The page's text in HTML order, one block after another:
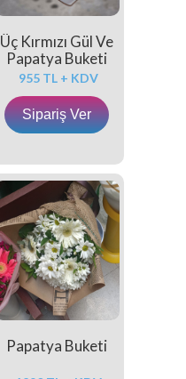
Üç Kırmızı Gül Ve
Papatya Buketi
955 TL + KDV
Sipariş Ver
Papatya Buketi